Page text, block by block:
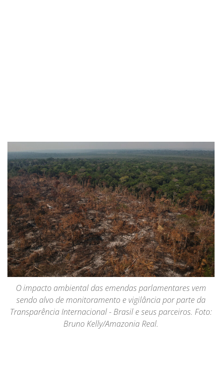
O impacto ambiental das emendas parlamentares vem
sendo alvo de monitoramento e vigilância por parte da
Transparência Internacional - Brasil e seus parceiros. Foto:
Bruno Kelly/Amazonia Real.